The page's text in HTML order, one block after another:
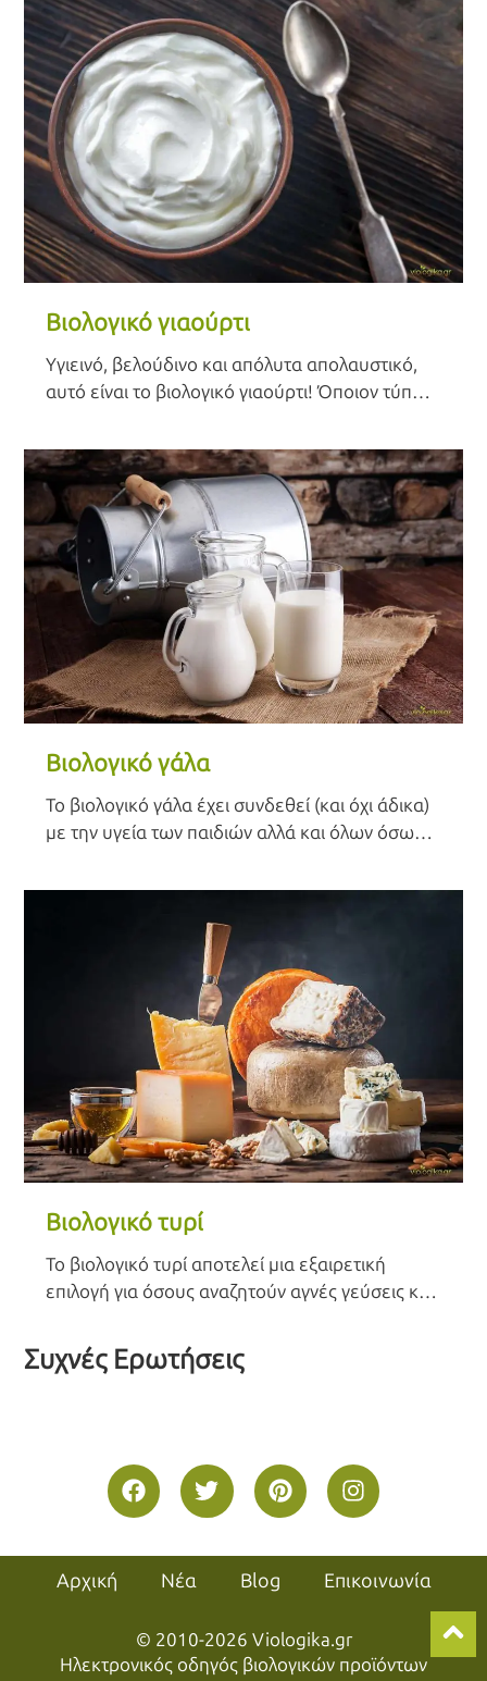
Βιολογικό γιαούρτι
Υγιεινό, βελούδινο και απόλυτα απολαυστικό,
αυτό είναι το βιολογικό γιαούρτι! Όποιον τύπο
ή στραγγιστό), η νοστιμιά είναι εγγυημένη.
Μπορείς να το απολαύσεις με αμέτρητους
τρόπους, για κάθε γούστο και κάθε ιδιοτροπία.
Βιολογικό γάλα
Το βιολογικό γάλα έχει συνδεθεί (και όχι άδικα)
με την υγεία των παιδιών αλλά και όλων όσως
παιδική ηλικία.
Βιολογικό τυρί
Το βιολογικό τυρί αποτελεί μια εξαιρετική
επιλογή για όσους αναζητούν αγνές γεύσεις και
από γάλα που προέρχεται από ζώα τα οποία
τρέφονται με βιολογικές ζωοτροφές, χωρίς τη
το βιολογικό τυρί ξεχωρίζει για τη θρεπτική του
αξία και την πλούσια γεύση του, προσφέροντας
τόσο τον καταναλωτή όσο και το περιβάλλον.
Αρχική Νέα Blog Επικοινωνία
© 2010-2026 Viologika.gr
Ηλεκτρονικός οδηγός βιολογικών προϊόντων